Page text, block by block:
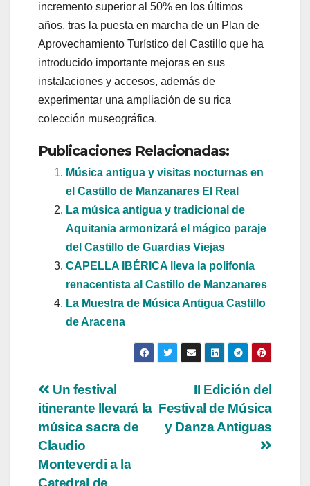
incremento superior al 50% en los últimos
años, tras la puesta en marcha de un Plan de
Aprovechamiento Turístico del Castillo que ha
introducido importante mejoras en sus
instalaciones y accesos, además de
experimentar una ampliación de su rica
colección museográfica.
Publicaciones Relacionadas:
Música antigua y visitas nocturnas en
el Castillo de Manzanares El Real
La música antigua y tradicional de
Aquitania armonizará el mágico paraje
del Castillo de Guardias Viejas
CAPELLA IBÉRICA lleva la polifonía
renacentista al Castillo de Manzanares
La Muestra de Música Antigua Castillo
de Aracena
Navegación
de
entradas
II Edición del
Festival de Música
y Danza Antiguas
Un festival
itinerante llevará la
música sacra de
Claudio
Monteverdi a la